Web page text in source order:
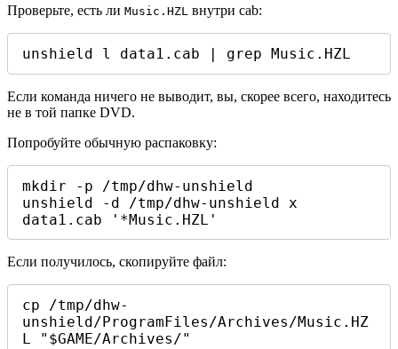
Проверьте, есть ли Music.HZL внутри cab:
unshield l data1.cab | grep Music.HZL
Если команда ничего не выводит, вы, скорее всего, находитесь
не в той папке DVD.
Попробуйте обычную распаковку:
mkdir -p /tmp/dhw-unshield
unshield -d /tmp/dhw-unshield x
data1.cab '*Music.HZL'
Если получилось, скопируйте файл:
cp /tmp/dhw-
unshield/ProgramFiles/Archives/Music.HZ
L "$GAME/Archives/"